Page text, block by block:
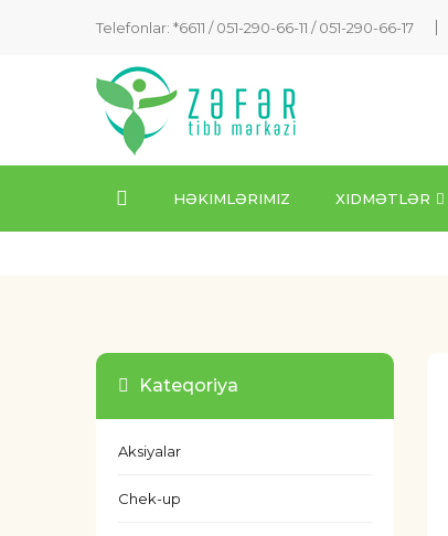
Telefonlar: *6611 /051-290-66-11 /051-290-66-17
HƏKIMLƏRIMIZ XIDMƏTLƏR
Kateqoriya
Aksiyalar
Chek-up